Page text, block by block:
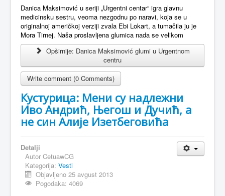
Danica Maksimović u seriji „Urgentni centar“ igra glavnu
medicinsku sestru, veoma nezgodnu po naravi, koja se u
originalnoj američkoj verziji zvala Ebi Lokart, a tumačila ju je
Mora Tirnej. Naša proslavljena glumica nada se velikom
Opširnije: Danica Maksimović glumi u Urgentnom
centru
Write comment (0 Comments)
Кустурица: Мени су надлежни
Иво Андрић, Његош и Дучић, а
не син Алије Изетбеговића
Detalji
Autor CetuawCG
Kategorija: Vesti
Objavljeno 25 avgust 2013
Pogodaka: 4069